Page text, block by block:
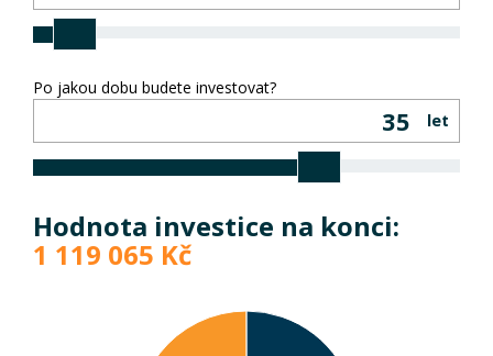
Po jakou dobu budete investovat?
let
Hodnota investice na konci:
1 119 065 Kč